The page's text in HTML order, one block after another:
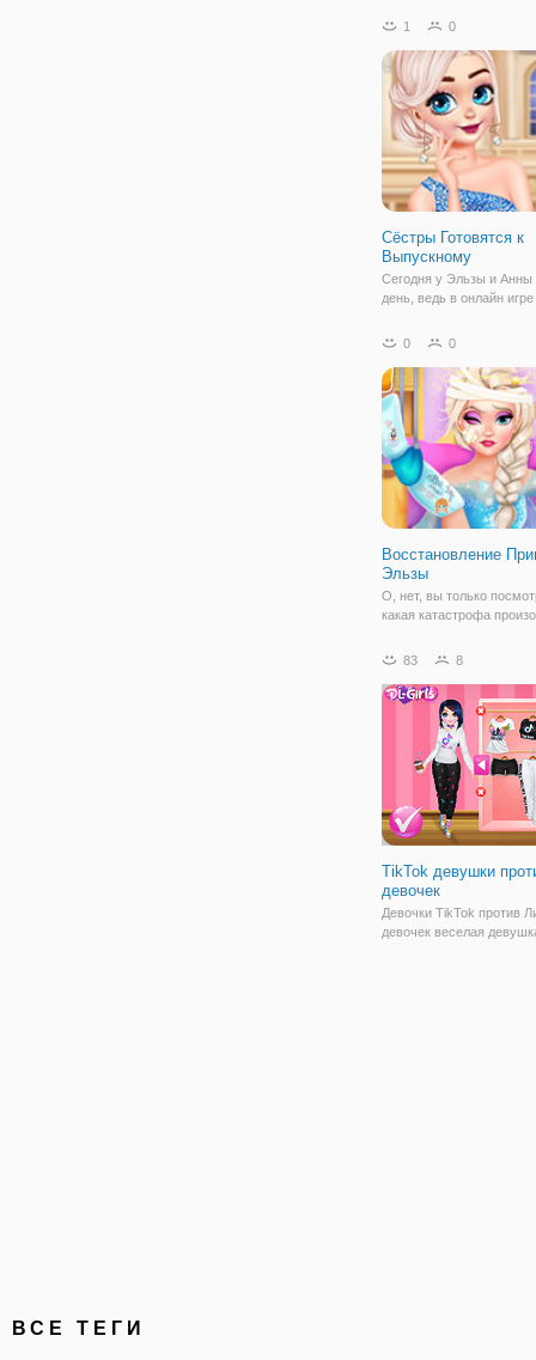
Джесси и помочь им все
чтобы очистить невесты,
исправить ее
1 0
Сёстры Готовятся к
Выпускному
Сегодня у Эльзы и
день, ведь в онлайн
нужно подобрать наряды
это одевалка для
которой вас ждет
самых стильных и
0 0
Восстановление
Эльзы
О, нет, вы только
какая катастрофа
же ледяная королева,
случайно
и упала. В результате у
83 8
TikTok девушки
девочек
Девочки TikTok против
девочек веселая
ВСЕ ТЕГИ